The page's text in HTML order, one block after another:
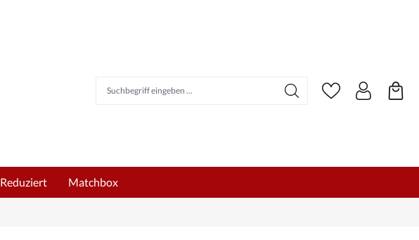
Reduziert Matchbox